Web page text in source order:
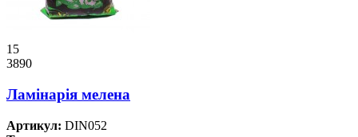
15
3890
Ламінарія мелена
Артикул: DIN052